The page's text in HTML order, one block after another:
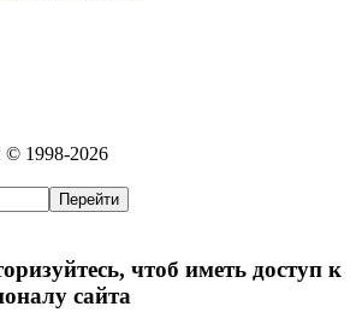
1998-2026
чтоб иметь доступ к
сайта